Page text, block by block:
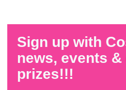
Sign up with
news, events
prizes!!!